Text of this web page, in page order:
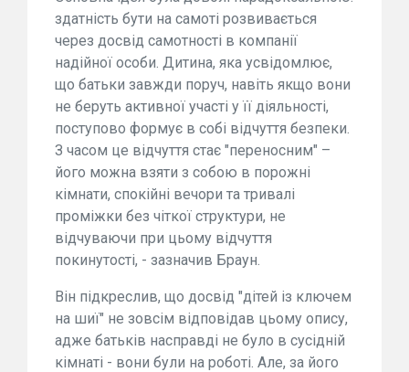
здатність бути на самоті розвивається
через досвід самотності в компанії
надійної особи. Дитина, яка усвідомлює,
що батьки завжди поруч, навіть якщо вони
не беруть активної участі у її діяльності,
поступово формує в собі відчуття безпеки.
З часом це відчуття стає "переносним" –
його можна взяти з собою в порожні
кімнати, спокійні вечори та тривалі
проміжки без чіткої структури, не
відчуваючи при цьому відчуття
покинутості, - зазначив Браун.
Він підкреслив, що досвід "дітей із ключем
на шиї" не зовсім відповідав цьому опису,
адже батьків насправді не було в сусідній
кімнаті - вони були на роботі. Але, за його